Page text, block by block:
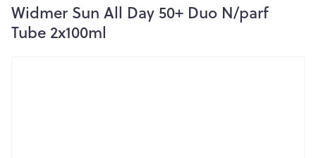
Widmer Sun All Day 50+ Duo N/parf
Tube 2x100ml